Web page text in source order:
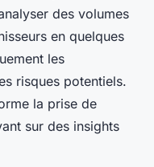
des volumes
en quelques
les
risques potentiels.
la prise de
sur des insights